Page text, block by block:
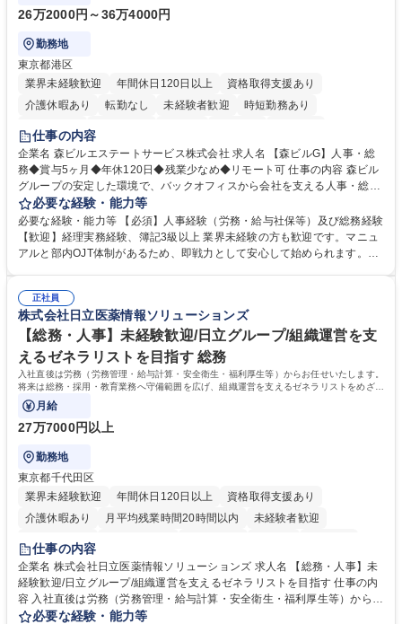
26万2000円～36万4000円
勤務地
東京都港区
業界未経験歓迎
年間休日120日以上
資格取得支援あり
介護休暇あり
転勤なし 未経験者歓迎
時短勤務あり
経験者歓迎
完全週休2日制
交通費支給 長期歓迎 駅近5分以内 土日祝休み
仕事の内容
企業名 森ビルエステートサービス株式会社 求人名 【森ビルG】人事・総
務◆賞与5ヶ月◆年休120日◆残業少なめ◆リモート可 仕事の内容 森ビル
グループの安定した環境で、バックオフィスから会社を支える人事・総務
をお任せします。 労務と総務の業務をバランスよく担当し、ゆくゆくは制
度改定などのコア業務にも挑戦できる、やりがいある環境です。 ■勤怠管
理、給与計算、社会保険手続き、年末調整等の労務管理全般 ■入退社手続
き、社内規定の改定や人事制度改定などのコア業務 ■社内イベントの企画
でも質問・相談できる環境が整っているため、安心して成長できます。 募
集職種 【森ビルG】人事・総務◆賞与5ヶ月◆年休120日◆残業少なめ◆
リモート可
必要な経験・能力等
必要な経験・能力等 【必須】人事経験（労務・給与社保等）及び総務経験
【歓迎】経理実務経験、簿記3級以上 業界未経験の方も歓迎です。マニュ
アルと部内OJT体制があるため、即戦力として安心して始められます。
務に挑戦できるため、自身の成長と組織への貢献度をダイレクトに実感で
きます。 残業少なめ、週1日リモート可など、ワークライフバランスを保
ち長期活躍できる環境です。 「これまでの幅広い経験を活かし、長期的な
キャリアを築きたい」という前向きな意欲と挑戦を全力で応援します。 学
歴・資格 学歴：大学院 大学 高専 短大 専修学校 高校 語学力： 資格：日商
簿記検定1級 日商簿記検定2級 日商簿記検定3級
正社員
株式会社日立医薬情報ソリューションズ
【総務・人事】未経験歓迎/日立グループ/組織運営を支
えるゼネラリストを目指す 総務
入社直後は労務（労務管理・給与計算・安全衛生・福利厚生等）からお任せいたします。
将来は総務・採用・教育業務へ守備範囲を広げ、組織運営を支えるゼネラリストをめざせ
ます。
月給
27万7000円以上
勤務地
東京都千代田区
業界未経験歓迎
年間休日120日以上
資格取得支援あり
介護休暇あり
月平均残業時間20時間以内
未経験者歓迎
住宅手当あり
育休あり
完全週休2日制 交通費支給 土日祝休み 寮・社宅あり
仕事の内容
企業名 株式会社日立医薬情報ソリューションズ 求人名 【総務・人事】未
経験歓迎/日立グループ/組織運営を支えるゼネラリストを目指す 仕事の内
容 入社直後は労務（労務管理・給与計算・安全衛生・福利厚生等）からお
任せいたします。将来は総務・採用・教育業務へ守備範囲を広げ、組織運
必要な経験・能力等